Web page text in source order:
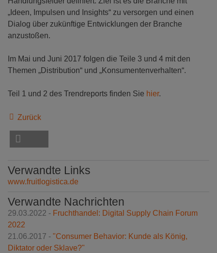
„Ideen, Impulsen und Insights“ zu versorgen und einen
Dialog über zukünftige Entwicklungen der Branche
anzustoßen.
Im Mai und Juni 2017 folgen die Teile 3 und 4 mit den
Themen „Distribution“ und „Konsumentenverhalten“.
Teil 1 und 2 des Trendreports finden Sie hier.
Zurück
Verwandte Links
www.fruitlogistica.de
Verwandte Nachrichten
29.03.2022 - Fruchthandel: Digital Supply Chain Forum
2022
21.06.2017 - "Consumer Behavior: Kunde als König,
Diktator oder Sklave?"